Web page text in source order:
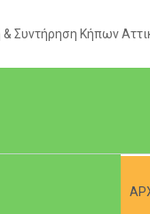
Συντήρηση Κήπων